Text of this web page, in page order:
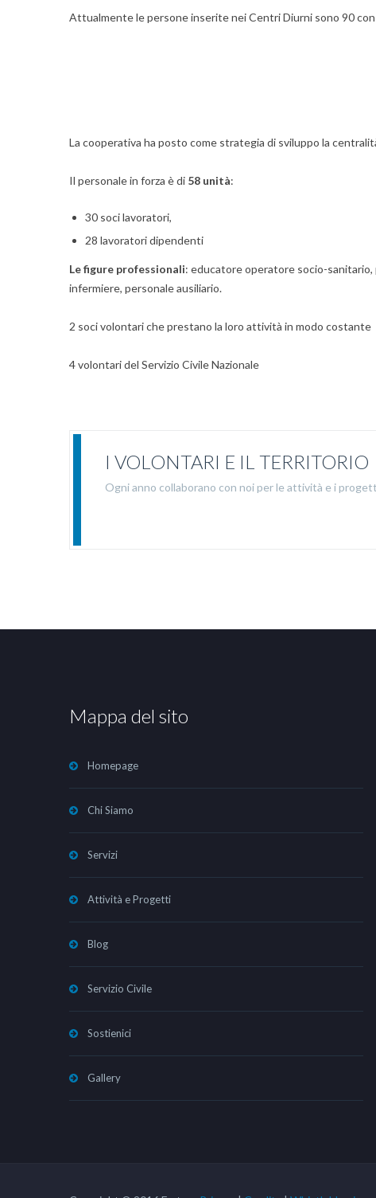
Attualmente le persone inserite nei Centri Diurni sono 90
La cooperativa ha posto come strategia di sviluppo la
Il personale in forza è di 58 unità:
30 soci lavoratori,
28 lavoratori dipendenti
Le figure professionali: educatore operatore socio-sanitario,
infermiere, personale ausiliario.
2 soci volontari che prestano la loro attività in modo costante
4 volontari del Servizio Civile Nazionale
I VOLONTARI E IL TERRITORIO
Ogni anno collaborano con noi per le attività e i
Mappa del sito
Homepage
Chi Siamo
Servizi
Attività e Progetti
Blog
Servizio Civile
Sostienici
Gallery